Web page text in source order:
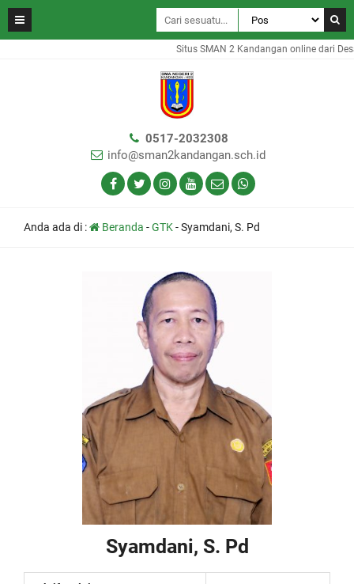
Situs SMAN 2 Kandangan online dari
0517-2032308
info@sman2kandangan.sch.id
Anda ada di : Beranda -GTK-Syamdani, S. Pd
Syamdani, S. Pd